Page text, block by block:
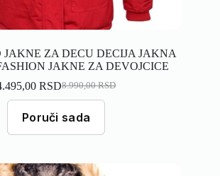
JAKNE ZA DECU DECIJA JAKNA
JAKNE ZA DEVOJCICE
8.990,00RSD
RSD
Poruči sada